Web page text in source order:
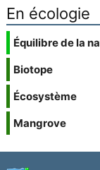
En écologie
Équilibre de la
Biotope
Écosystème
Mangrove